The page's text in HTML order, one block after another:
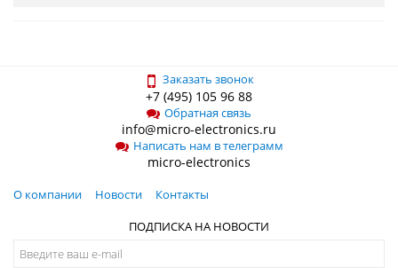
Заказать звонок
+7 (495) 105 96 88
Обратная связь
info@micro-electronics.ru
Написать нам в телеграмм
micro-electronics
О компании Новости
Контакты
ПОДПИСКА НА НОВОСТИ